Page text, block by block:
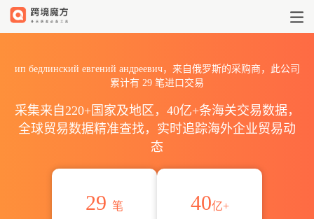
ип бедлинский евгений андреевич，来自俄罗斯的采购商，此公司
累计有 29 笔进口交易
采集来自220+国家及地区，40亿+条海关交易数据，
全球贸易数据精准查找，实时追踪海外企业贸易动
态
29 笔
40亿+